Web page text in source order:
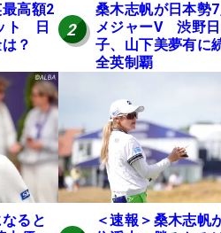
高額2
ト 日
？
2
桑木志帆が日本勢7
メジャーV 渋野日
子、山下美夢有に
全英制覇
なると
＜速報＞桑木志帆